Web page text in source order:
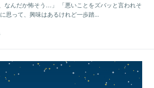
なんだか怖そう…」 「悪いことをズバッと言われそ
思って、興味はあるけれど一歩踏...